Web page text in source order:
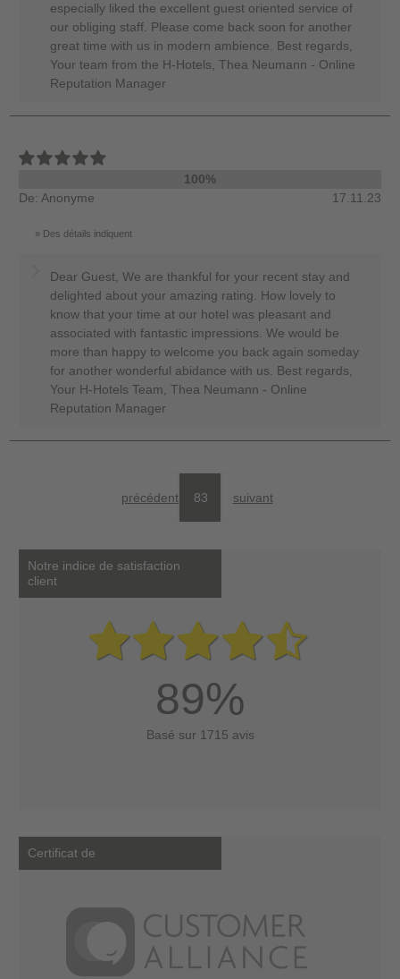
especially liked the excellent guest oriented service of
our obliging staff. Please come back soon for another
great time with us in modern ambience. Best regards,
Your team from the H-Hotels, Thea Neumann - Online
Reputation Manager
100%
De: Anonyme
17.11.23
Des détails indiquent
Dear Guest, We are thankful for your recent stay and
delighted about your amazing rating. How lovely to
know that your time at our hotel was pleasant and
associated with fantastic impressions. We would be
more than happy to welcome you back again someday
for another wonderful abidance with us. Best regards,
Your H-Hotels Team, Thea Neumann - Online
Reputation Manager
précédent 83 suivant
Notre indice de satisfaction
client
89%
Basé sur 1715 avis
Certificat de